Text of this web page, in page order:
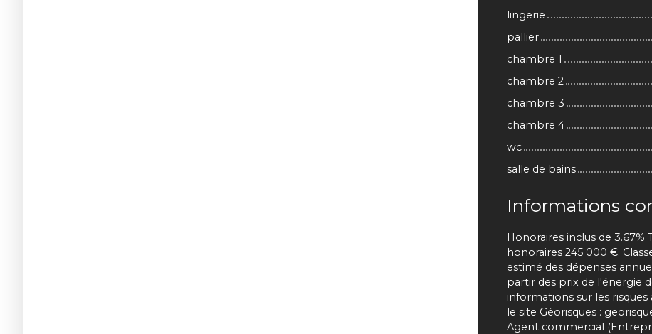
lingerie
pallier
chambre 1
chambre 2
chambre 3
chambre 4
wc
salle de bains
Informations
Honoraires inclus de 3.67%
honoraires 245 000 €.
estimé des dépenses
partir des prix de l'énergie
informations sur les
le site Géorisques :
Agent commercial